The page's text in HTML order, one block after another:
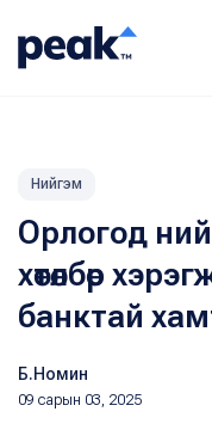
Нийгэм
Орлогод
хөтөлбөр
банктай
Б.Номин
09 сарын 03, 2025